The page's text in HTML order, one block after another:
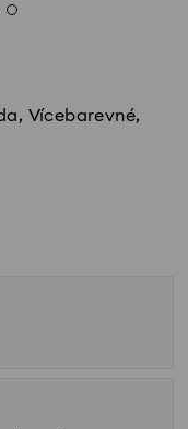
Vícebarevné,